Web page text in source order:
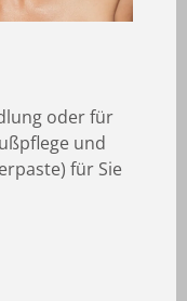
oder für
und
für Sie